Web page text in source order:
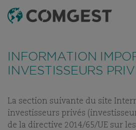
NOTRE MÉTIER ÉLÉMENTS CLÉS
abusivement le nom, l’identité
coordonnées de notre société,
création de faux noms de
messagerie instantanée.
Plus
INFORMATION
INVESTISSEURS
La section suivante du site
investisseurs privés
de la directive 2014/65/UE sur